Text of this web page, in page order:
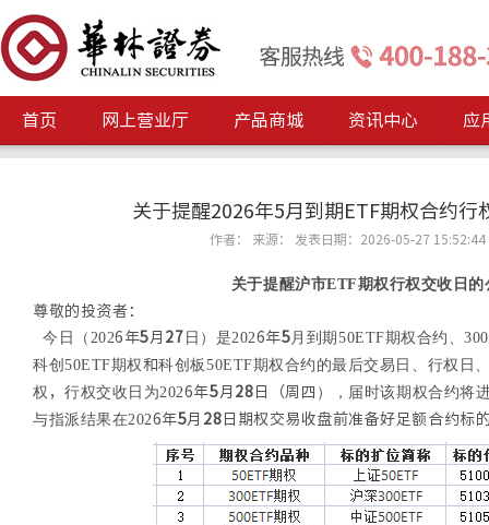
首页 网上营业厅 产品商城 资讯中心 应
关于提醒2026年5月到期ETF期权合约行
作者： 来源： 发表日期：2026-05-27 15:52:44
关于提醒沪市ETF期权行权交收日的
尊敬的投资者：
今日（ 2026 年5月 2 7 日）是2026年5月到期50ETF期权合约、
科创50ETF期权和科创板 50ETF期权合约的最后交易日、行权日
权 ，行权交收日为2026年5月 28 日（周 四 ），届时该期权合约将
与指派结果在2026年5月 28 日期权交易收盘前准备好足额合约标